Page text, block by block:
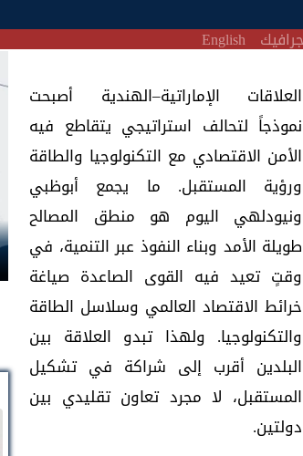
English
العلاقات الإماراتية–الهندية أصبحت
نموذجاً لتحالف استراتيجي يتقاطع فيه
الأمن الاقتصادي مع التكنولوجيا والطاقة
ورؤية المستقبل. ما يجمع أبوظبي
ونيودلهي اليوم هو منطق المصالح
طويلة الأمد وبناء النفوذ عبر التنمية، في
وقتٍ تعيد فيه القوى الصاعدة صياغة
خرائط الاقتصاد العالمي وسلاسل الطاقة
والتكنولوجيا. ولهذا تبدو العلاقة بين
البلدين أقرب إلى شراكة في تشكيل
المستقبل، لا مجرد تعاون تقليدي بين
دولتين.